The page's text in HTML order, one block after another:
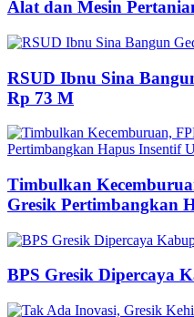
Alat dan Mesin
RSUD Ibnu Sina
Rp 73 M
Timbulkan
Gresik Pertimbangkan
BPS Gresik Dipercaya